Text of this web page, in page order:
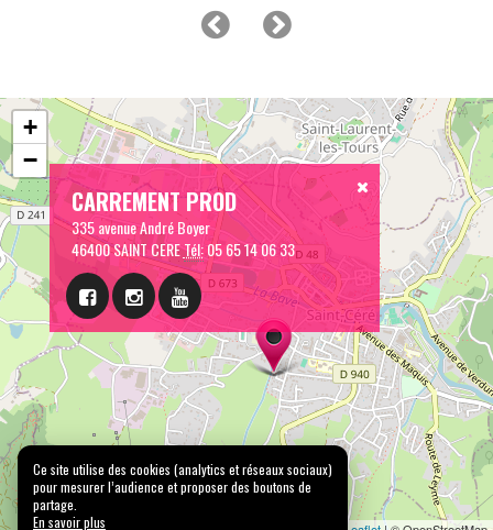
CARREMENT PROD
335 avenue André Boyer
46400 SAINT CERETél:05 65 14 06 33
+
−
Ce site utilise des cookies (analytics et réseaux sociaux)
pour mesurer l’audience et proposer des boutons de
partage.
En savoir plus